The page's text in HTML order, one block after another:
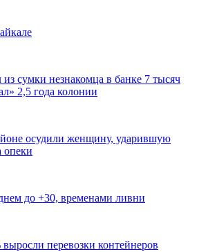
из сумки незнакомца в банке 7 тысяч
2,5 года колонии
осудили женщину, ударившую
опеки
до +30, временами ливни
перевозки контейнеров